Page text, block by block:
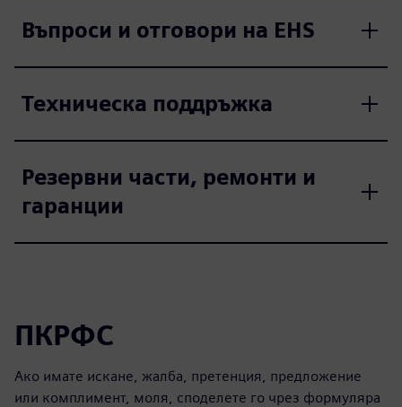
Въпроси и отговори на EHS
Техническа поддръжка
Резервни части, ремонти и
гаранции
ПКРФС
Ако имате искане, жалба, претенция, предложение
или комплимент, моля, споделете го чрез формуляра